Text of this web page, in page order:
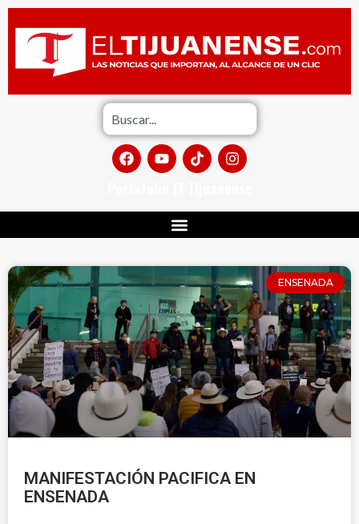
ENSENADA
MANIFESTACIÓN PACIFICA EN
ENSENADA